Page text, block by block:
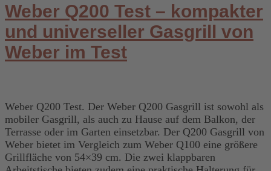
Weber Q200 Test – kompakter
und universeller Gasgrill von
Weber im Test
Weber Q200 Test. Der Weber Q200 Gasgrill ist sowohl als
mobiler Gasgrill, als auch zu Hause auf dem Balkon, der
Terrasse oder im Garten einsetzbar. Der Q200 Gasgrill von
Weber bietet im Vergleich zum Weber Q100 eine größere
Grillfläche von 54×39 cm. Die zwei klappbaren